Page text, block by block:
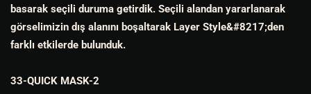
basarak seçili duruma getirdik. Seçili alandan yararlanarak
görselimizin dış alanını boşaltarak Layer Style&#8217;den
farklı etkilerde bulunduk.
33-QUICK MASK-2